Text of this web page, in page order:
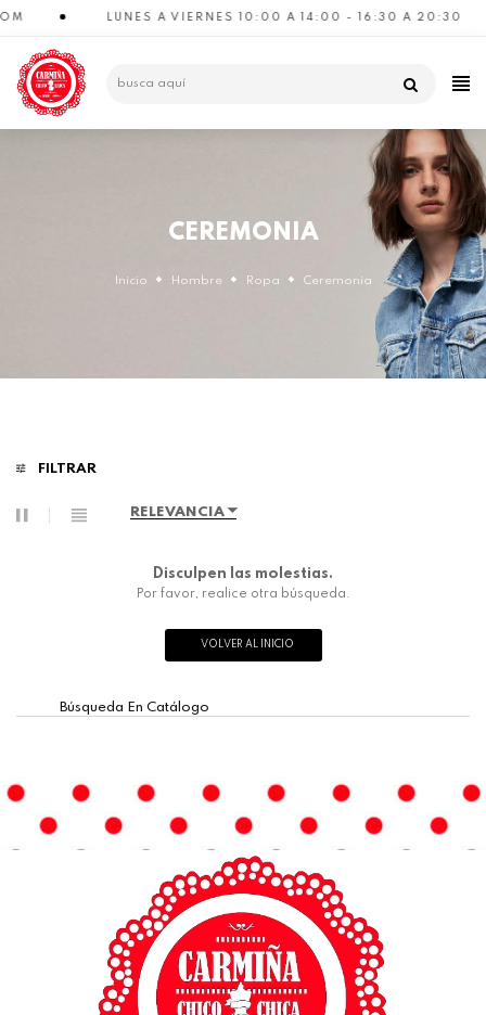
LUNES A VIERNES 10:00 A 14:00 - 16:30 A 20:30
CATEGORÍAS
CEREMONIA
Inicio Hombre Ropa Ceremonia
FILTRAR
RELEVANCIA
Disculpen las molestias.
Por favor, realice otra búsqueda.
VOLVER AL INICIO